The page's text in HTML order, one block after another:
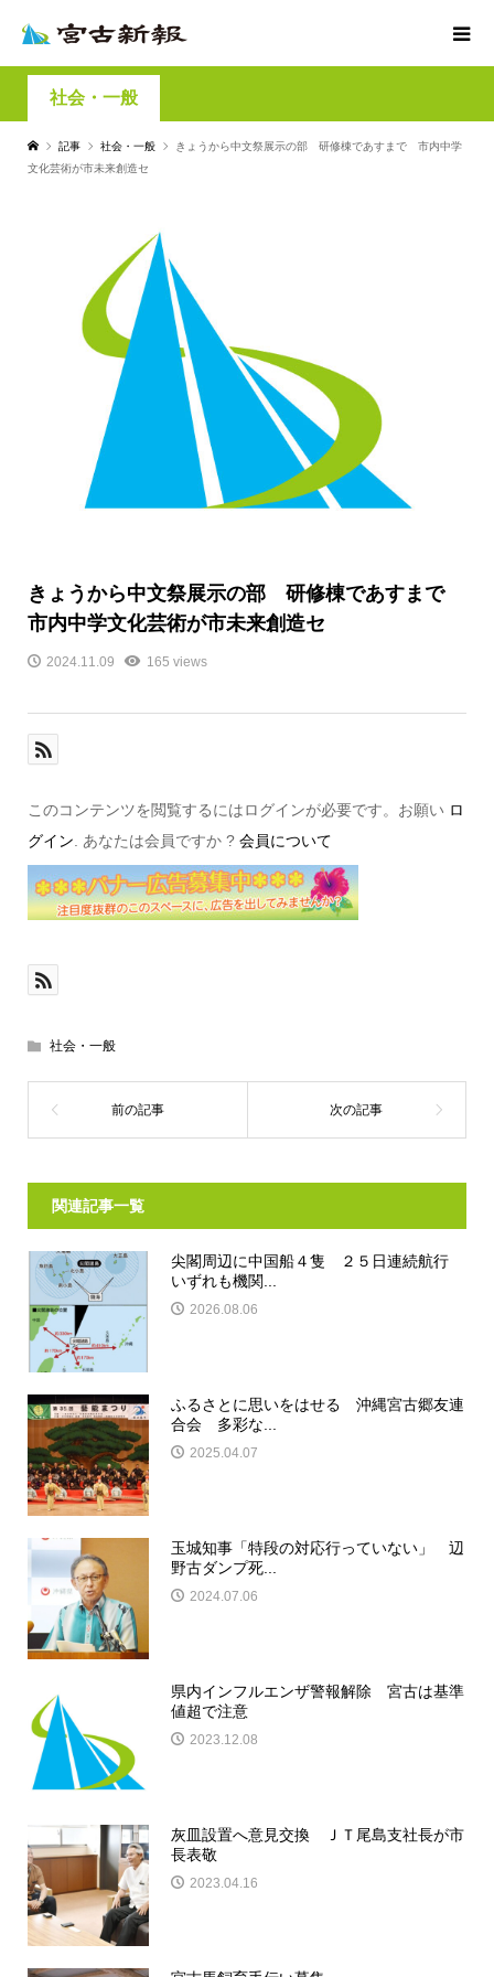
社会・一般
記事 社会・一般
きょうから中文祭展示の部 研修棟であすまで 市内中学
文化芸術が市未来創造セ
きょうから中文祭展示の部 研修棟であすまで
市内中学文化芸術が市未来創造セ
2024.11.09 165 views
このコンテンツを閲覧するにはログインが必要です。お願い ロ
グイン . あなたは会員ですか ? 会員について
社会・一般
関連記事一覧
尖閣周辺に中国船４隻 ２５日連続航行
いずれも機関...
2026.08.06
ふるさとに思いをはせる 沖縄宮古郷友連
合会 多彩な...
2025.04.07
玉城知事「特段の対応行っていない」 辺
野古ダンプ死...
2024.07.06
県内インフルエンザ警報解除 宮古は基準
値超で注意
2023.12.08
灰皿設置へ意見交換 ＪＴ尾島支社長が市
長表敬
2023.04.16